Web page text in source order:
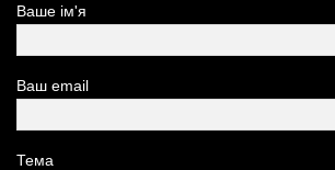
Ваше ім'я
Ваш email
Тема